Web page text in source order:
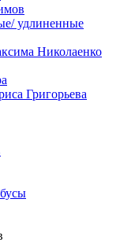
удлиненные
Николаенко
Григорьева